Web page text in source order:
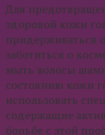
Для
здоровой кожи
придерживаться
заботиться о
мыть волосы
состоянию кожи
использовать
содержащие
борьбе с этой